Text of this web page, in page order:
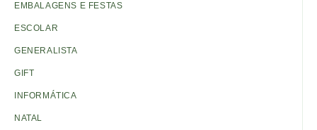
EMBALAGENS E FESTAS
ESCOLAR
GENERALISTA
GIFT
INFORMÁTICA
NATAL